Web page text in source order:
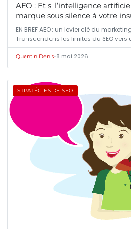
AEO : Et si l’intelligence
marque sous silence à votre
EN BREF AEO : un levier clé du
Transcendons les limites du SEO vers
Quentin Denis•8 mai 2026
STRATÉGIES DE SEO